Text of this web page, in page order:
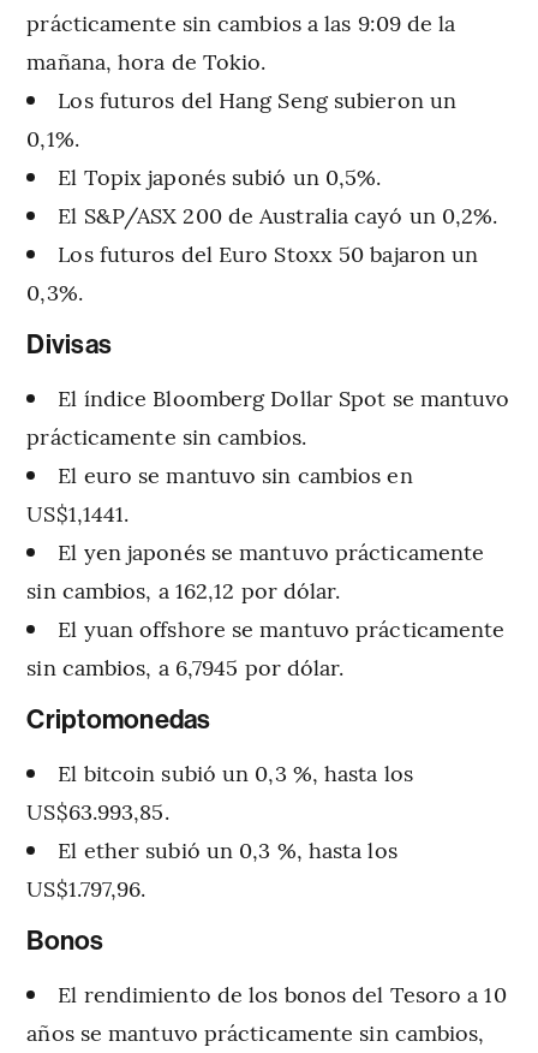
prácticamente sin cambios a las 9:09 de la
mañana, hora de Tokio.
Los futuros del Hang Seng subieron un
0,1%.
El Topix japonés subió un 0,5%.
El S&P/ASX 200 de Australia cayó un 0,2%.
Los futuros del Euro Stoxx 50 bajaron un
0,3%.
Divisas
El índice Bloomberg Dollar Spot se mantuvo
prácticamente sin cambios.
El euro se mantuvo sin cambios en
US$1,1441.
El yen japonés se mantuvo prácticamente
sin cambios, a 162,12 por dólar.
El yuan offshore se mantuvo prácticamente
sin cambios, a 6,7945 por dólar.
Criptomonedas
El bitcoin subió un 0,3 %, hasta los
US$63.993,85.
El ether subió un 0,3 %, hasta los
US$1.797,96.
Bonos
El rendimiento de los bonos del Tesoro a 10
años se mantuvo prácticamente sin cambios,